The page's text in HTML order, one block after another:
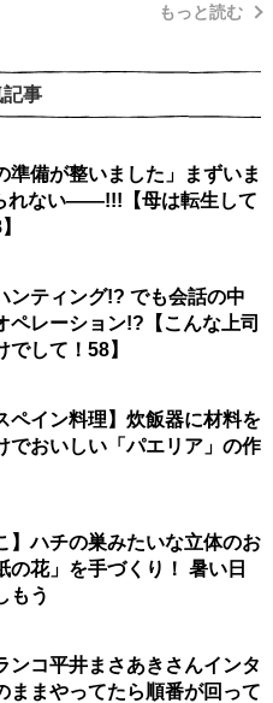
もっと読む
記事
準備が整いました」まずいま
れない――!!!【母は転生して
ンティング!? でも会話の中
ペレーション!?【こんな上司
でして！58】
ペイン料理】炊飯器に材料を
でおいしい「パエリア」の作
】ハチの巣みたいな立体のお
の花」を手づくり！ 暑い日
もう
ンコ平井まさあきさんインタ
ままやってたら順番が回って